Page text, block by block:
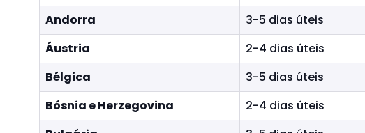
Andorra
3-5 dias úteis
Áustria
2-4 dias úteis
Bélgica
3-5 dias úteis
Bósnia e Herzegovina
2-4 dias úteis